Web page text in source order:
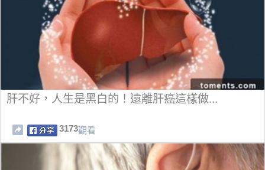
肝不好，人生是黑白的！遠離肝癌這樣做...
3173觀看